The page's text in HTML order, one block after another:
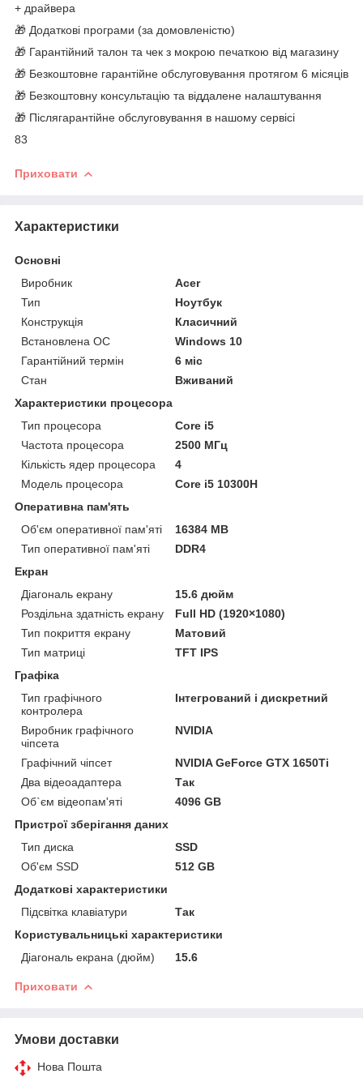
+ драйвера
🎁 Додаткові програми (за домовленістю)
🎁 Гарантійний талон та чек з мокрою печаткою від магазину
🎁 Безкоштовне гарантійне обслуговування протягом 6 місяців
🎁 Безкоштовну консультацію та віддалене налаштування
🎁 Післягарантійне обслуговування в нашому сервісі
83
Приховати
Характеристики
Основні
Виробник
Acer
Тип
Ноутбук
Конструкція
Класичний
Встановлена ОС
Windows 10
Гарантійний термін
6 міс
Стан
Вживаний
Характеристики процесора
Тип процесора
Core i5
Частота процесора
2500 МГц
Кількість ядер процесора
4
Модель процесора
Core i5 10300H
Оперативна пам'ять
Об'єм оперативної пам'яті
16384 MB
Тип оперативної пам'яті
DDR4
Екран
Діагональ екрану
15.6 дюйм
Роздільна здатність екрану
Full HD (1920×1080)
Тип покриття екрану
Матовий
Тип матриці
TFT IPS
Графіка
Тип графічного
контролера
Інтегрований і дискретний
Виробник графічного
чіпсета
NVIDIA
Графічний чіпсет
NVIDIA GeForce GTX 1650Ti
Два відеоадаптера
Так
Об`єм відеопам'яті
4096 GB
Пристрої зберігання даних
Тип диска
SSD
Об'єм SSD
512 GB
Додаткові характеристики
Підсвітка клавіатури
Так
Користувальницькі характеристики
Діагональ екрана (дюйм)
15.6
Приховати
Умови доставки
Нова Пошта